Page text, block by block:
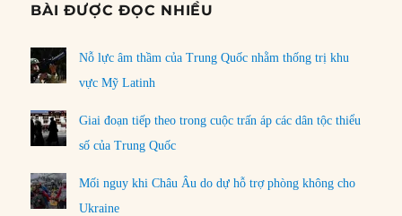
BÀI ĐƯỢC ĐỌC NHIỀU
Nỗ lực âm thầm của Trung Quốc nhằm thống trị khu
vực Mỹ Latinh
Giai đoạn tiếp theo trong cuộc trấn áp các dân tộc thiểu
số của Trung Quốc
Mối nguy khi Châu Âu do dự hỗ trợ phòng không cho
Ukraine